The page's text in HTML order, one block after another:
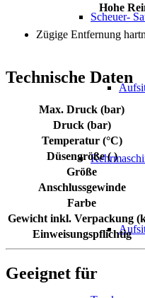
Scheuer-
Hohe
Zügige Entfernung
Technische Daten
Max. Druck (bar)
Druck (bar)
Temperatur (°C)
Düsengröße ( )
Größe
Anschlussgewinde
Farbe
Gewicht inkl. Verpackung
Einweisungspflichtig
Geeignet für